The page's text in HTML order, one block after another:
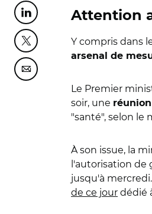
Partager cette page sur
Partager cette page sur
Partager cette page sur
Attention
Y compris dans
arsenal de
Le Premier
soir, une
"santé", selon le
À son issue, la
l'autorisation de
jusqu'à
de ce jour dédié